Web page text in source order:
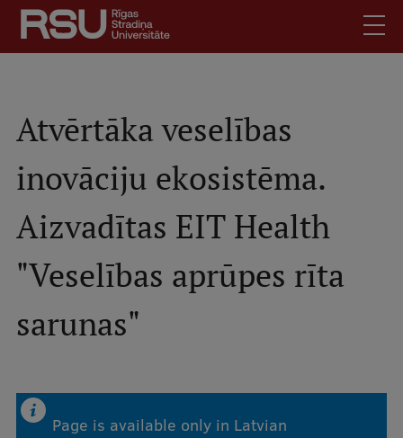
Skip
main
content
augšējā
izvēlne
Students
Alumni
For Employers
Contacts
Atvērtāka veselības
inovāciju ekosistēma.
Aizvadītas EIT Health
"Veselības aprūpes rīta
sarunas"
Page is available only in Latvian